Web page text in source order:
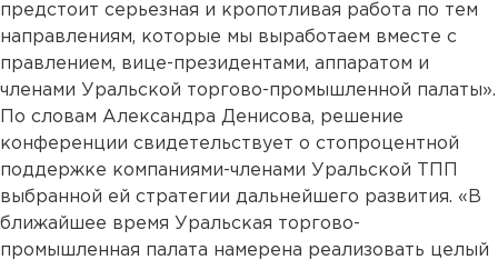
предстоит серьезная и кропотливая работа по тем
направлениям, которые мы выработаем вместе с
правлением, вице-президентами, аппаратом и
членами Уральской торгово-промышленной палаты».
По словам Александра Денисова, решение
конференции свидетельствует о стопроцентной
поддержке компаниями-членами Уральской ТПП
выбранной ей стратегии дальнейшего развития. «В
ближайшее время Уральская торгово-
промышленная палата намерена реализовать целый